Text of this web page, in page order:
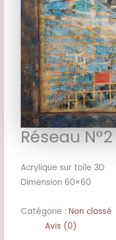
Réseau N°2
Acrylique sur toile 3D
Dimension 60×60
Catégorie : Non classé
Avis (0)